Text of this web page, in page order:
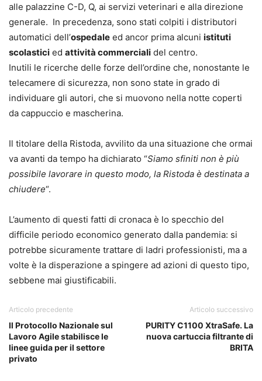
alle palazzine C-D, Q, ai servizi veterinari e alla direzione
generale. In precedenza, sono stati colpiti i distributori
automatici dell’ospedale ed ancor prima alcuni istituti
scolastici ed attività commerciali del centro.
Inutili le ricerche delle forze dell’ordine che, nonostante le
telecamere di sicurezza, non sono state in grado di
individuare gli autori, che si muovono nella notte coperti
da cappuccio e mascherina.
Il titolare della Ristoda, avvilito da una situazione che ormai
va avanti da tempo ha dichiarato “Siamo sfiniti non è più
possibile lavorare in questo modo, la Ristoda è destinata a
chiudere“.
L’aumento di questi fatti di cronaca è lo specchio del
difficile periodo economico generato dalla pandemia: si
potrebbe sicuramente trattare di ladri professionisti, ma a
volte è la disperazione a spingere ad azioni di questo tipo,
sebbene mai giustificabili.
Articolo precedente
Il Protocollo Nazionale sul
Lavoro Agile stabilisce le
linee guida per il settore
privato
Articolo successivo
PURITY C1100 XtraSafe. La
nuova cartuccia filtrante di
BRITA